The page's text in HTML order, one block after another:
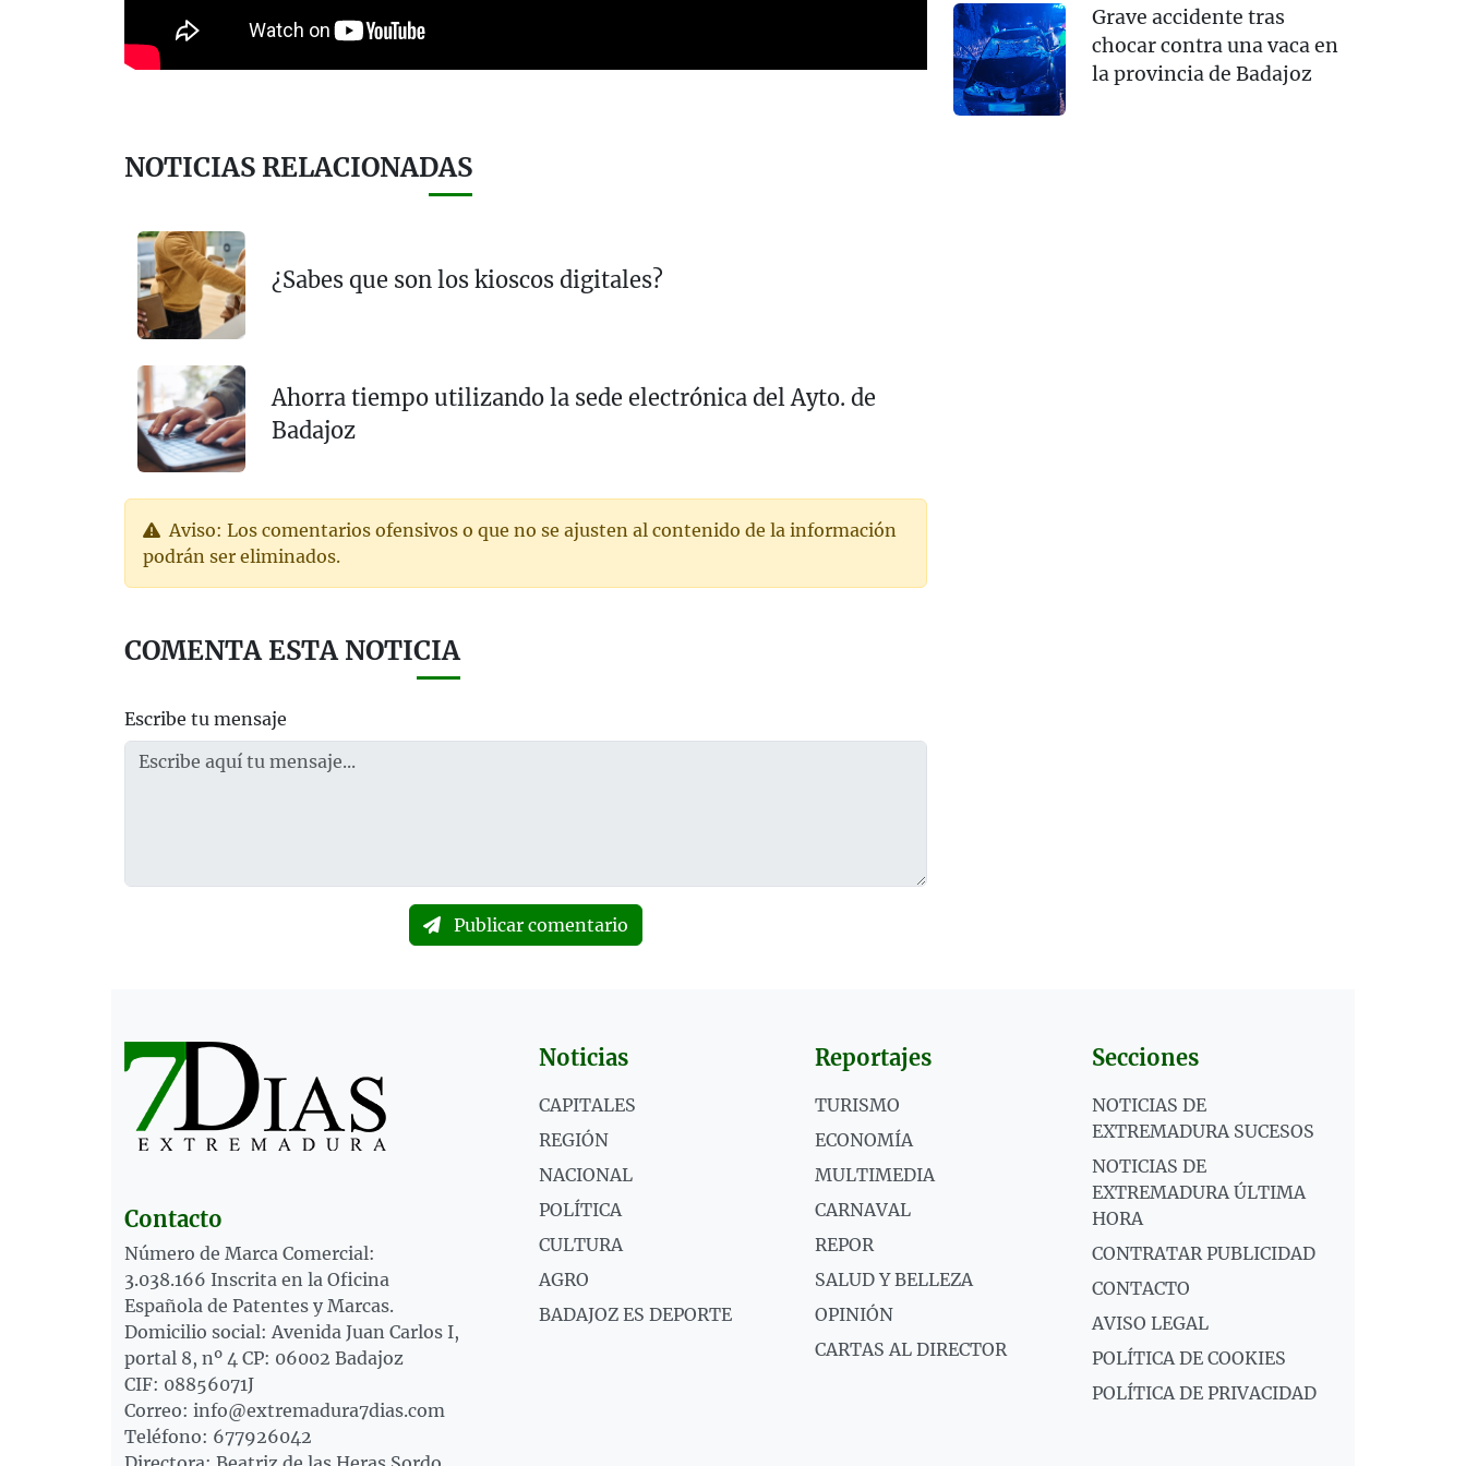
NOTICIAS RELACIONADAS
¿Sabes que son los kioscos digitales?
Ahorra tiempo utilizando la sede electrónica del Ayto. de
Badajoz
Aviso: Los comentarios ofensivos o que no se ajusten al contenido de la información
podrán ser eliminados.
COMENTA ESTA NOTICIA
Escribe tu mensaje
Publicar comentario
Grave accidente tras
chocar contra una vaca en
la provincia de Badajoz
Contacto
Número de Marca Comercial:
3.038.166 Inscrita en la Oficina
Española de Patentes y Marcas.
Domicilio social: Avenida Juan Carlos I,
portal 8, nº 4 CP: 06002 Badajoz
CIF: 08856071J
Correo: info@extremadura7dias.com
Teléfono: 677926042
Noticias
CAPITALES
REGIÓN
NACIONAL
POLÍTICA
CULTURA
AGRO
BADAJOZ ES DEPORTE
Reportajes
TURISMO
ECONOMÍA
MULTIMEDIA
CARNAVAL
REPOR
SALUD Y BELLEZA
OPINIÓN
CARTAS AL DIRECTOR
Secciones
NOTICIAS DE
EXTREMADURA SUCESOS
NOTICIAS DE
EXTREMADURA ÚLTIMA
HORA
CONTRATAR PUBLICIDAD
CONTACTO
AVISO LEGAL
POLÍTICA DE COOKIES
POLÍTICA DE PRIVACIDAD